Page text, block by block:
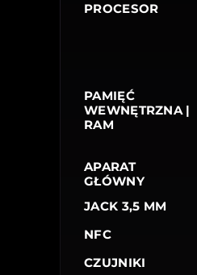
PROCESOR
PAMIĘĆ
WEWNĘTRZNA |
RAM
APARAT
GŁÓWNY
JACK 3,5 MM
NFC
CZUJNIKI